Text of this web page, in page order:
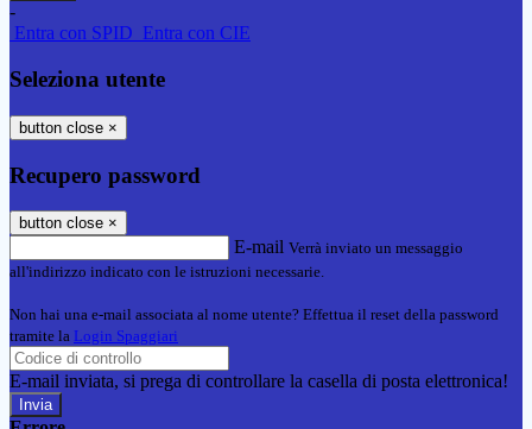
-
Entra con SPID Entra con CIE
Seleziona utente
button close ×
Recupero password
button close ×
E-mail Verrà inviato un messaggio
all'indirizzo indicato con le istruzioni necessarie.
Non hai una e-mail associata al nome utente? Effettua il reset della password
tramite la Login Spaggiari
E-mail inviata, si prega di controllare la casella di posta elettronica!